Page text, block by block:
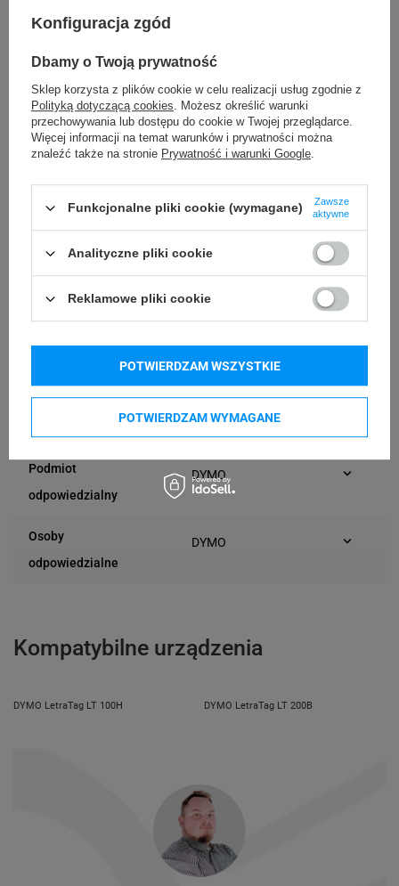
taśmy
Szerokość taśmy
Wariant Oryginał
Materiał Tworzywo sztuczne
Czarny
Rodzaj kleju taśmy Do naprasowania
Długość taśmy 2 m
Rodzaj taśmy Do naprasowania
S0718850
Podmiot
odpowiedzialny
DYMO
Plac Andersa 7
Osoby
odpowiedzialne
DYMO
Kompatybilne urządzenia
DYMO LetraTag LT 100H DYMO LetraTag LT 200B
Konfiguracja zgód
Dbamy o Twoją prywatność
Sklep korzysta z plików cookie w celu realizacji usług zgodnie z
Polityką dotyczącą cookies. Możesz określić warunki
przechowywania lub dostępu do cookie w Twojej przeglądarce.
Więcej informacji na temat warunków i prywatności można
znaleźć także na stronie Prywatność i warunki Google.
Funkcjonalne pliki cookie (wymagane)
Zawsze
aktywne
Analityczne pliki cookie
Reklamowe pliki cookie
POTWIERDZAM WYMAGANE
POTWIERDZAM WSZYSTKIE